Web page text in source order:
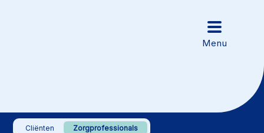
Cliënten Zorgprofessionals